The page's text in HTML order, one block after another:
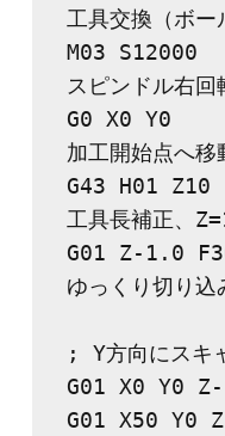
工具交換（ボー
M03
スピンドル右
G0 X0
加工開始点へ移
G43 H01
工具長補正、
G01 Z-
ゆっくり切り込
; Y方向にスキ
G01 X0 Y0
G01 X50 Y0